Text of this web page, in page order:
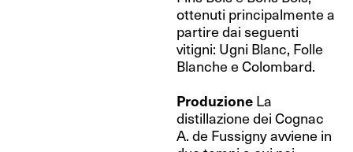
ottenuti principalmente a
partire dai seguenti
vitigni: Ugni Blanc, Folle
Blanche e Colombard.
Produzione La
distillazione dei Cognac
A. de Fussigny avviene in